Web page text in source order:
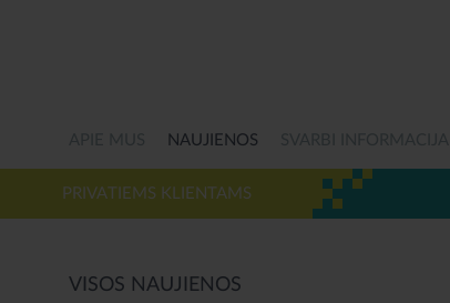
NAUJIENOS
PRIVATIEMS KLIENTAMS
VISOS NAUJIENOS